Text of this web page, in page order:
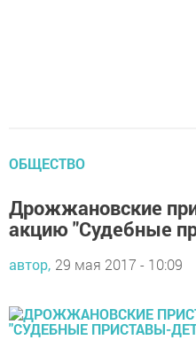
ОБЩЕСТВО
Дрожжановские
акцию "Судебные
автор, 29 мая 2017 - 10:09